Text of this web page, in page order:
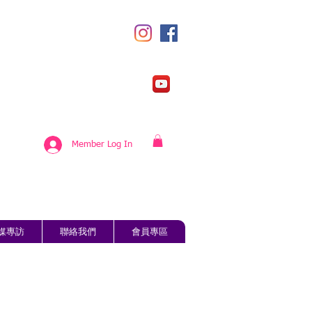
Member Log In
專訪 聯絡我們 會員專區